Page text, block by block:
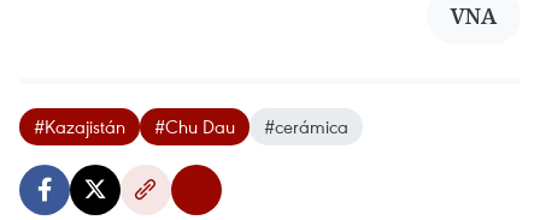
VNA
#Kazajistán #Chu Dau #cerámica